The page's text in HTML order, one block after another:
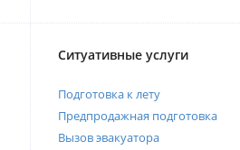
Ситуативные услуги
Подготовка к лету
Предпродажная подготовка
Вызов эвакуатора